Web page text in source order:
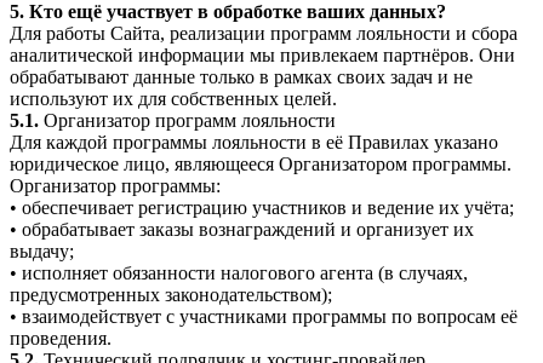
5. Кто ещё участвует в обработке ваших данных?
Для работы Сайта, реализации программ лояльности и сбора
аналитической информации мы привлекаем партнёров. Они
обрабатывают данные только в рамках своих задач и не
используют их для собственных целей.
5.1. Организатор программ лояльности
Для каждой программы лояльности в её Правилах указано
юридическое лицо, являющееся Организатором программы.
Организатор программы:
• обеспечивает регистрацию участников и ведение их учёта;
• обрабатывает заказы вознаграждений и организует их
выдачу;
• исполняет обязанности налогового агента (в случаях,
предусмотренных законодательством);
• взаимодействует с участниками программы по вопросам её
проведения.